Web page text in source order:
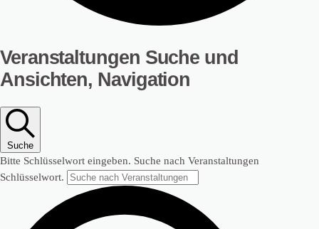
Veranstaltungen
für
Mai
17,
2026
Veranstaltungen Suche und
Ansichten, Navigation
Suche
Bitte Schlüsselwort eingeben. Suche nach Veranstaltungen
Schlüsselwort.